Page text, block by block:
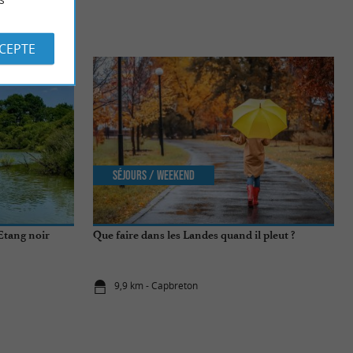
noir Que faire dans les Landes quand il pleut ?
9,9 km - Capbreton
Séjours / Weekend